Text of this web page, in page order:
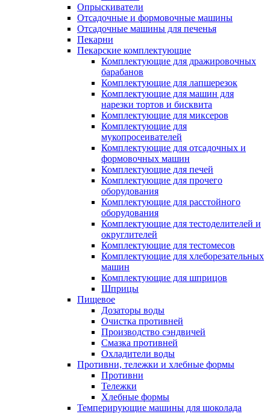
Опрыскиватели
Отсадочные и формовочные машины
Отсадочные машины для печенья
Пекарни
Пекарские комплектующие
Комплектующие для дражировочных
барабанов
Комплектующие для лапшерезок
Комплектующие для машин для
нарезки тортов и бисквита
Комплектующие для миксеров
Комплектующие для
мукопросеивателей
Комплектующие для отсадочных и
формовочных машин
Комплектующие для печей
Комплектующие для прочего
оборудования
Комплектующие для расстойного
оборудования
Комплектующие для тестоделителей и
округлителей
Комплектующие для тестомесов
Комплектующие для хлеборезательных
машин
Комплектующие для шприцов
Шприцы
Пищевое
Дозаторы воды
Очистка противней
Производство сэндвичей
Смазка противней
Охладители воды
Противни, тележки и хлебные формы
Противни
Тележки
Хлебные формы
Темперирующие машины для шоколада